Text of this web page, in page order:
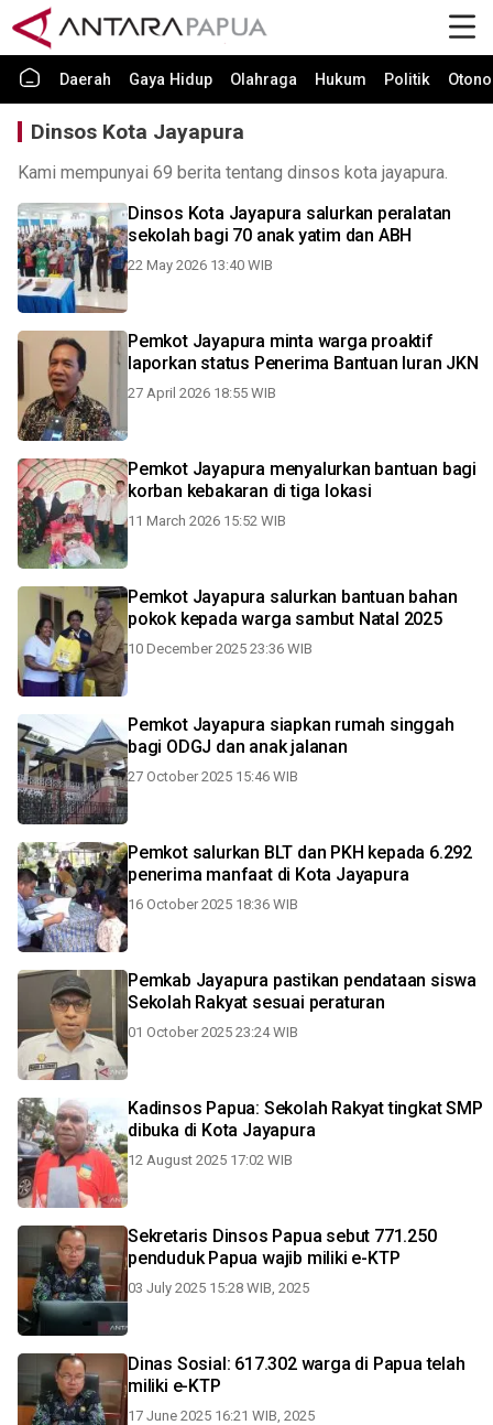
Daerah Gaya Hidup Olahraga Hukum Politik
Dinsos Kota Jayapura
Kami mempunyai 69 berita tentang dinsos kota jayapura.
Dinsos Kota Jayapura salurkan peralatan
sekolah bagi 70 anak yatim dan ABH
22 May 2026 13:40 WIB
Pemkot Jayapura minta warga proaktif
laporkan status Penerima Bantuan Iuran JKN
27 April 2026 18:55 WIB
Pemkot Jayapura menyalurkan bantuan bagi
korban kebakaran di tiga lokasi
11 March 2026 15:52 WIB
Pemkot Jayapura salurkan bantuan bahan
pokok kepada warga sambut Natal 2025
10 December 2025 23:36 WIB
Pemkot Jayapura siapkan rumah singgah
bagi ODGJ dan anak jalanan
27 October 2025 15:46 WIB
Pemkot salurkan BLT dan PKH kepada 6.292
penerima manfaat di Kota Jayapura
16 October 2025 18:36 WIB
Pemkab Jayapura pastikan pendataan siswa
Sekolah Rakyat sesuai peraturan
01 October 2025 23:24 WIB
Kadinsos Papua: Sekolah Rakyat tingkat SMP
dibuka di Kota Jayapura
12 August 2025 17:02 WIB
Sekretaris Dinsos Papua sebut 771.250
penduduk Papua wajib miliki e-KTP
03 July 2025 15:28 WIB, 2025
Dinas Sosial: 617.302 warga di Papua telah
miliki e-KTP
17 June 2025 16:21 WIB, 2025